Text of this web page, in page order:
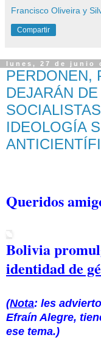
Francisco Oliveira y
Compartir
lunes, 27 de junio
PERDONEN,
DEJARÁN
IDEOLOGÍA
Queridos
Bolivia
identidad de
(Nota: les
Efraín Alegre,
ese tema.)